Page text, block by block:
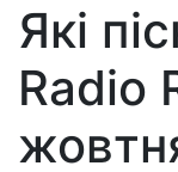
Які
Radio